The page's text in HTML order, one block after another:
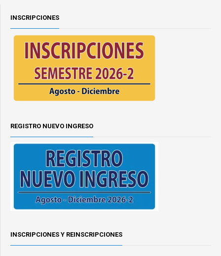
INSCRIPCIONES
REGISTRO NUEVO INGRESO
INSCRIPCIONES Y REINSCRIPCIONES